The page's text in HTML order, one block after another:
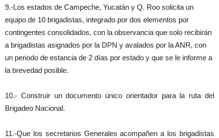
9.-Los estados de Campeche, Yucatán y Q. Roo solicita un
equipo de 10 brigadistas, integrado por dos elementos por
contingentes consolidados, con la observancia que solo recibirán
a brigadistas asignados por la DPN y avalados por la ANR, con
un periodo de estancia de 2 días por estado y que se le informe a
la brevedad posible.
10.- Construir un documento único orientador para la ruta del
Brigadeo Nacional.
11.-Que los secretarios Generales acompañen a los brigadistas